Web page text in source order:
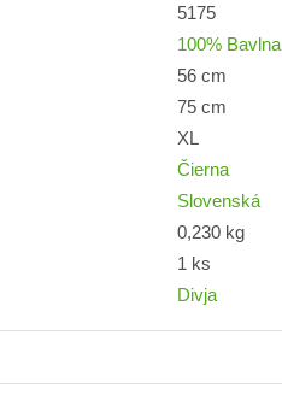
5175
100% Bavlna
56 cm
75 cm
XL
Čierna
Slovenská
0,230 kg
1 ks
Divja